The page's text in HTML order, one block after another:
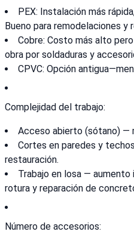
PEX: Instalación más
Bueno para remodelaciones
Cobre: Costo más alto
obra por soldaduras y
CPVC: Opción
Complejidad del trabajo:
Acceso abierto (sótano) —
Cortes en paredes y
restauración.
Trabajo en losa —
rotura y reparación de
Número de accesorios: